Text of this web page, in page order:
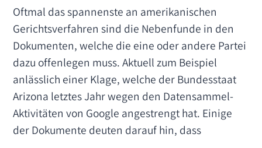
Oftmal das spannenste an amerikanischen
Gerichtsverfahren sind die Nebenfunde in den
Dokumenten, welche die eine oder andere Partei
dazu offenlegen muss. Aktuell zum Beispiel
anlässlich einer Klage, welche der Bundesstaat
Arizona letztes Jahr wegen den Datensammel-
Aktivitäten von Google angestrengt hat. Einige
der Dokumente deuten darauf hin, dass